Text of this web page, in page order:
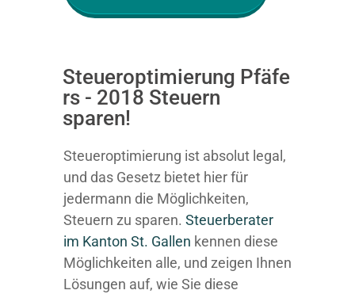
Steueroptimierung Pfäfe
rs - 2018 Steuern
sparen!
Steueroptimierung ist absolut legal,
und das Gesetz bietet hier für
jedermann die Möglichkeiten,
Steuern zu sparen. Steuerberater
im K anton St. Gallen kennen diese
Möglichkeiten alle, und zeigen Ihnen
Lösungen auf, wie Sie diese